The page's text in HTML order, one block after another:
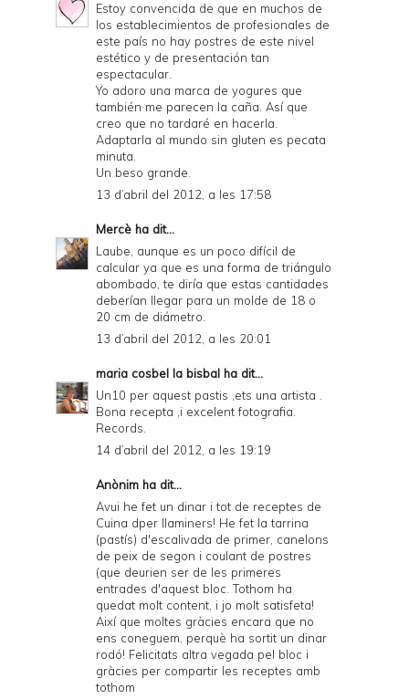
Estoy convencida de que en muchos de
los establecimientos de profesionales de
este país no hay postres de este nivel
estético y de presentación tan
espectacular.
Yo adoro una marca de yogures que
también me parecen la caña. Así que
creo que no tardaré en hacerla.
Adaptarla al mundo sin gluten es pecata
minuta.
Un beso grande.
13 d’abril del 2012, a les 17:58
Mercè ha dit...
Laube, aunque es un poco difícil de
calcular ya que es una forma de triángulo
abombado, te diría que estas cantidades
deberían llegar para un molde de 18 o
20 cm de diámetro.
13 d’abril del 2012, a les 20:01
maria cosbel la bisbal ha dit...
Un10 per aquest pastis ,ets una artista .
Bona recepta ,i excelent fotografia.
Records.
14 d’abril del 2012, a les 19:19
Anònim ha dit...
Avui he fet un dinar i tot de receptes de
Cuina dper llaminers! He fet la tarrina
(pastís) d'escalivada de primer, canelons
de peix de segon i coulant de postres
(que deurien ser de les primeres
entrades d'aquest bloc. Tothom ha
quedat molt content, i jo molt satisfeta!
Així que moltes gràcies encara que no
ens coneguem, perquè ha sortit un dinar
rodó! Felicitats altra vegada pel bloc i
gràcies per compartir les receptes amb
tothom